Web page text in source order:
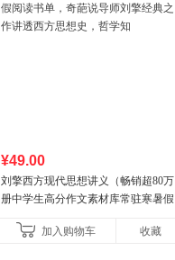
¥49.00
刘擎西方现代思想讲义（畅销超80万
册中学生高分作文素材库常驻寒暑假
讲透西方思想史，哲学知
加入购物车 收藏